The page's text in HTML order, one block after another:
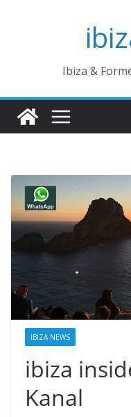
Ibiza &
IBIZA NEWS
ibiza
Kanal